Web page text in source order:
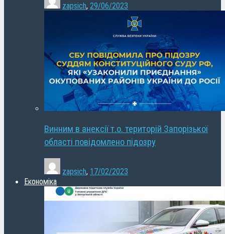
zapsich, 29/06/2023
Винним в анексії т.о. територій Запорізької
області повідомлено підозру
zapsich, 17/02/2023
Економіка